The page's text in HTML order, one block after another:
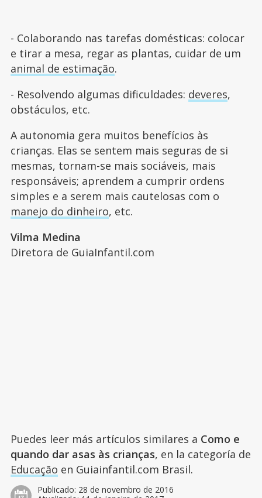
- Colaborando nas tarefas domésticas: colocar
e tirar a mesa, regar as plantas, cuidar de um
animal de estimação.
- Resolvendo algumas dificuldades: deveres,
obstáculos, etc.
A autonomia gera muitos benefícios às
crianças. Elas se sentem mais seguras de si
mesmas, tornam-se mais sociáveis, mais
responsáveis; aprendem a cumprir ordens
simples e a serem mais cautelosas com o
manejo do dinheiro, etc.
Vilma Medina
Diretora de GuiaInfantil.com
Puedes leer más artículos similares a Como e
quando dar asas às crianças, en la categoría de
Educação en Guiainfantil.com Brasil.
Publicado: 28 de novembro de 2016